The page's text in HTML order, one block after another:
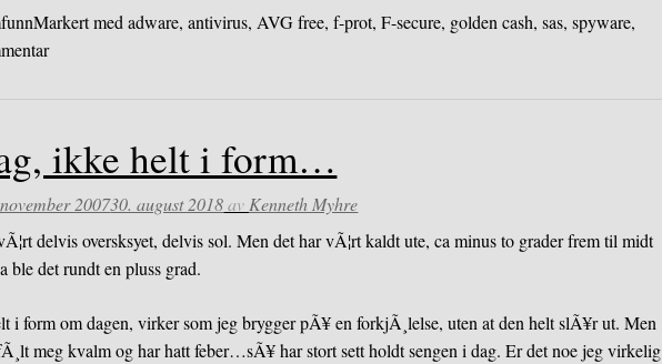
Markert medadware,antivirus, AVG free,f-prot,F-secure, golden cash,sas,spyware,
ikke helt i form…
200730. august 2018av Kenneth Myhre
delvis oversksyet, delvis sol. Men det har vÃ¦rt kaldt ute, ca minus to grader frem til midt
ble det rundt en pluss grad.
i form om dagen, virker som jeg brygger pÃ¥ en forkjÃ¸lelse, uten at den helt slÃ¥r ut. Men
meg kvalm og har hatt feber…sÃ¥ har stort sett holdt sengen i dag. Er det noe jeg virkelig